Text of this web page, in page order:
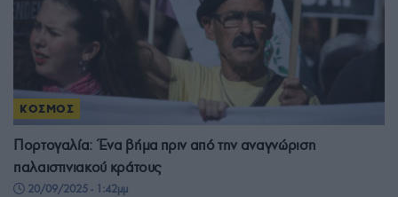
ΚΟΣΜΟΣ
Πορτογαλία: Ένα βήμα πριν από την αναγνώριση
παλαιστινιακού κράτους
20/09/2025 - 1:42μμ